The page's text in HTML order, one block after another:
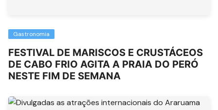
Gastronomia
FESTIVAL DE MARISCOS E CRUSTÁCEOS
DE CABO FRIO AGITA A PRAIA DO PERÓ
NESTE FIM DE SEMANA